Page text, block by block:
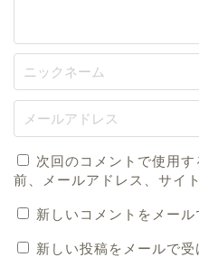
次回のコメントで使用
前、メールアドレス、サイ
新しいコメントをメール
新しい投稿をメールで受